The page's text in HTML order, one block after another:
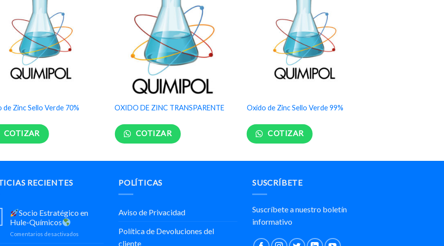
de Zinc Sello Verde 70%
COTIZAR
OXIDO DE ZINC TRANSPARENTE
COTIZAR
Oxido de Zinc Sello Verde 99%
COTIZAR
RECIENTES
Socio Estratégico en
Hule-Químicos
Comentarios desactivados
POLÍTICAS
Aviso de Privacidad
Política de Devoluciones del
cliente
SUSCRÍBETE
Suscríbete a nuestro boletín
informativo